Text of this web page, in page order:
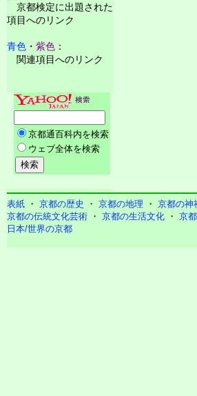
京都検定に出題された
項目へのリンク
青色 ・ 紫色 ：
関連項目へのリンク
表紙 ・ 京都の歴史 ・ 京都の地理 ・ 京都の神
京都の伝統文化芸術 ・ 京都の生活文化 ・ 京
日本/世界の京都